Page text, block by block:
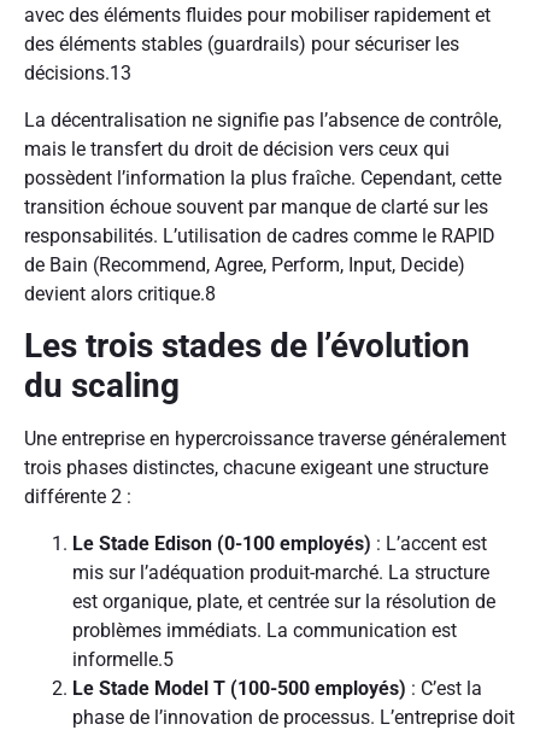
avec des éléments fluides pour mobiliser rapidement et
des éléments stables (guardrails) pour sécuriser les
décisions.13
La décentralisation ne signifie pas l’absence de contrôle,
mais le transfert du droit de décision vers ceux qui
possèdent l’information la plus fraîche. Cependant, cette
transition échoue souvent par manque de clarté sur les
responsabilités. L’utilisation de cadres comme le RAPID
de Bain (Recommend, Agree, Perform, Input, Decide)
devient alors critique.8
Les trois stades de l’évolution
du scaling
Une entreprise en hypercroissance traverse généralement
trois phases distinctes, chacune exigeant une structure
différente 2 :
Le Stade Edison (0-100 employés) : L’accent est
mis sur l’adéquation produit-marché. La structure
est organique, plate, et centrée sur la résolution de
problèmes immédiats. La communication est
informelle.5
Le Stade Model T (100-500 employés) : C’est la
phase de l’innovation de processus. L’entreprise doit